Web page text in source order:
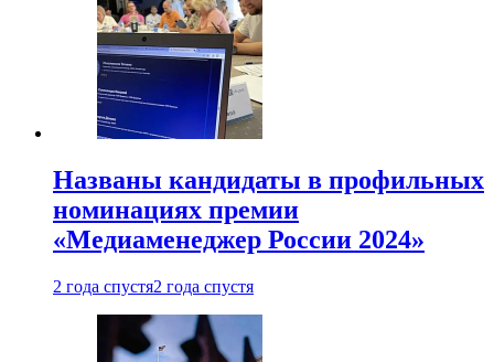
Названы кандидаты в профильных
номинациях премии
«Медиаменеджер России 2024»
2 года спустя2 года спустя